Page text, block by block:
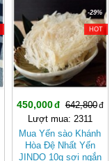
-29%
HOT
450,000
642,800
Lượt mua: 2311
Mua Yến sào Khánh
Hòa Đệ Nhất Yến
JINDO 10g sợi ngắn